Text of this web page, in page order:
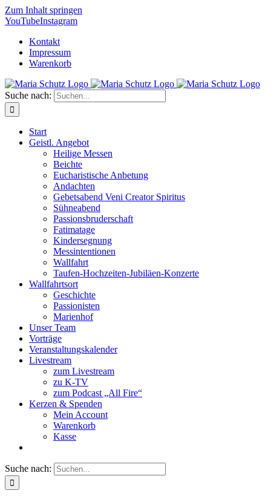
Zum Inhalt springen
YouTubeInstagram
Kontakt
Impressum
Warenkorb
Suche nach:
Start
Geistl. Angebot
Heilige Messen
Beichte
Eucharistische Anbetung
Andachten
Gebetsabend Veni Creator Spiritus
Sühneabend
Passionsbruderschaft
Fatimatage
Kindersegnung
Messintentionen
Wallfahrt
Taufen-Hochzeiten-Jubiläen-Konzerte
Wallfahrtsort
Geschichte
Passionisten
Marienhof
Unser Team
Vorträge
Veranstaltungskalender
Livestream
zum Livestream
zu K-TV
zum Podcast „All Fire“
Kerzen & Spenden
Mein Account
Warenkorb
Kasse
Suche nach: